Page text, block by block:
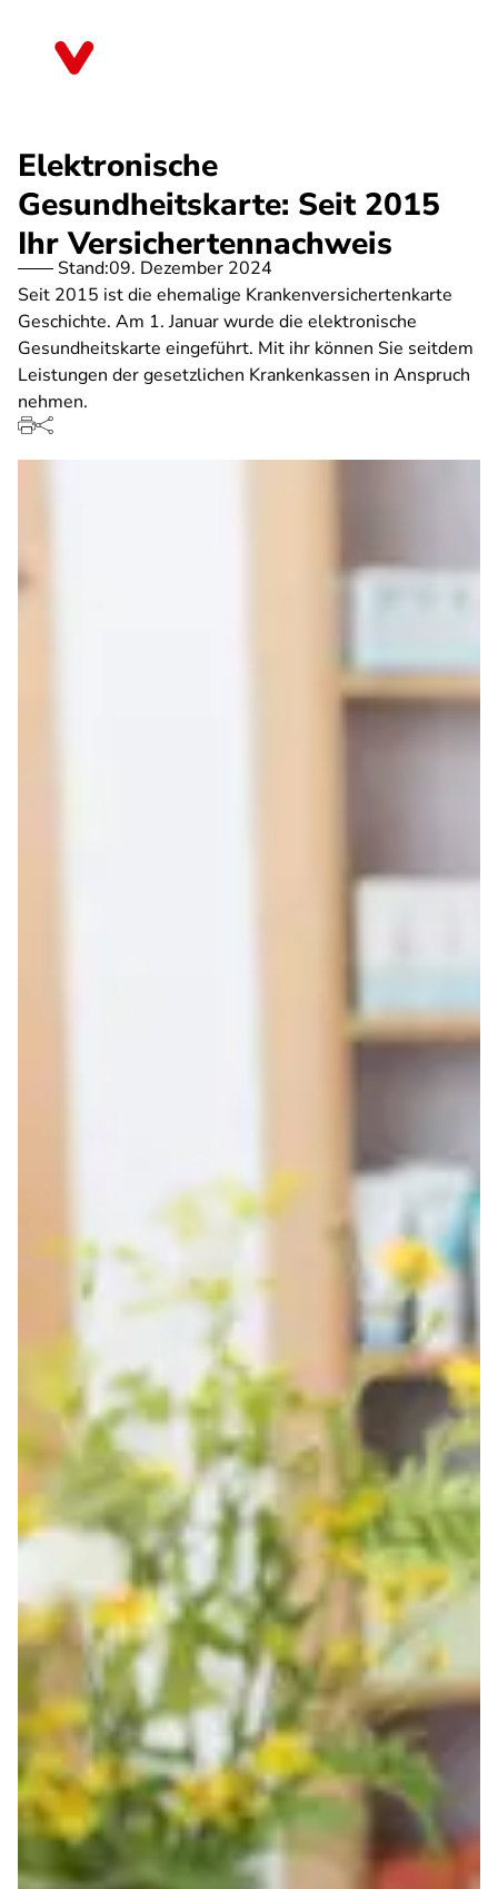
Elektronische
Gesundheitskarte: Seit 2015
Ihr Versichertennachweis
Stand:09. Dezember 2024
Seit 2015 ist die ehemalige Krankenversichertenkarte
Geschichte. Am 1. Januar wurde die elektronische
Gesundheitskarte eingeführt. Mit ihr können Sie seitdem
Leistungen der gesetzlichen Krankenkassen in Anspruch
nehmen.